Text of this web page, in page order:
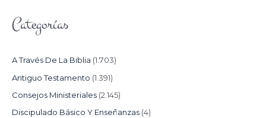
Categorías
A Través De La Biblia (1.703)
Antiguo Testamento (1.391)
Consejos Ministeriales (2.145)
Discipulado Básico Y Enseñanzas (4)